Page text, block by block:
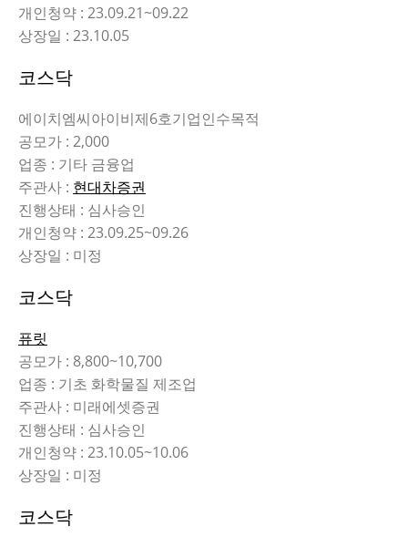
개인청약 : 23.09.21~09.22
상장일 : 23.10.05
코스닥
에이치엠씨아이비제6호기업인수목적
공모가 : 2,000
업종 : 기타 금융업
주관사 : 현대차증권
진행상태 : 심사승인
개인청약 : 23.09.25~09.26
상장일 : 미정
코스닥
퓨릿
공모가 : 8,800~10,700
업종 : 기초 화학물질 제조업
주관사 : 미래에셋증권
진행상태 : 심사승인
개인청약 : 23.10.05~10.06
상장일 : 미정
코스닥